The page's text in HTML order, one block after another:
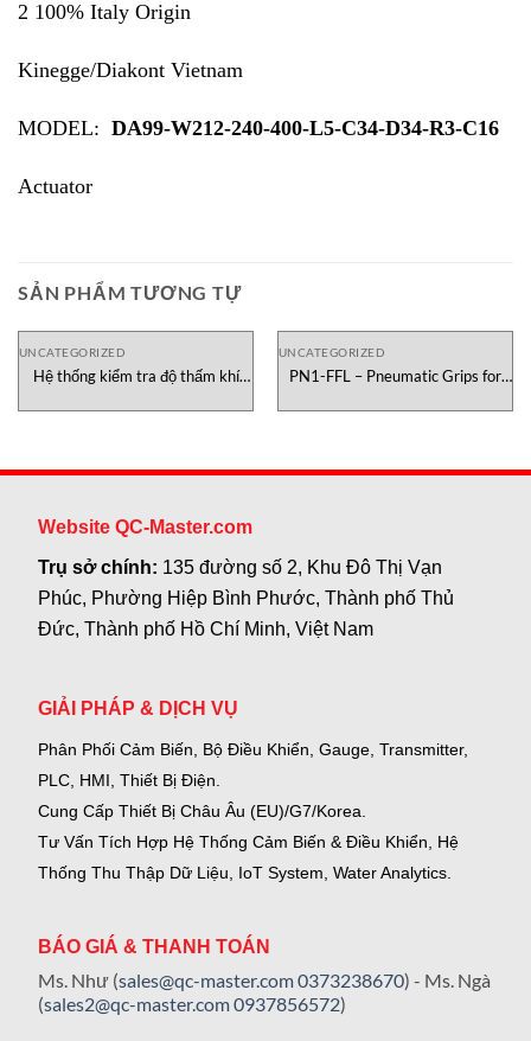
2 100% Italy Origin
Kinegge/Diakont Vietnam
MODEL: DA99-W212-240-400-L5-C34-D34-R3-C16
Actuator
SẢN PHẨM TƯƠNG TỰ
UNCATEGORIZED
Hệ thống kiểm tra độ thấm khí
UNCATEGORIZED
PN1-FFL – Pneumatic Grips for
Website QC-Master.com
Trụ sở chính: 135 đường số 2, Khu Đô Thị Vạn
Phúc, Phường Hiệp Bình Phước, Thành phố Thủ
Đức, Thành phố Hồ Chí Minh, Việt Nam
GIẢI PHÁP & DỊCH VỤ
Phân Phối Cảm Biến, Bộ Điều Khiển, Gauge, Transmitter,
PLC, HMI, Thiết Bị Điện.
Cung Cấp Thiết Bị Châu Âu (EU)/G7/Korea.
Tư Vấn Tích Hợp Hệ Thống Cảm Biến & Điều Khiển, Hệ
Thống Thu Thập Dữ Liệu, IoT System, Water Analytics.
BÁO GIÁ & THANH TOÁN
Ms. Như (sales@qc-master.com0373238670) - Ms. Ngà
(sales2@qc-master.com0937856572)